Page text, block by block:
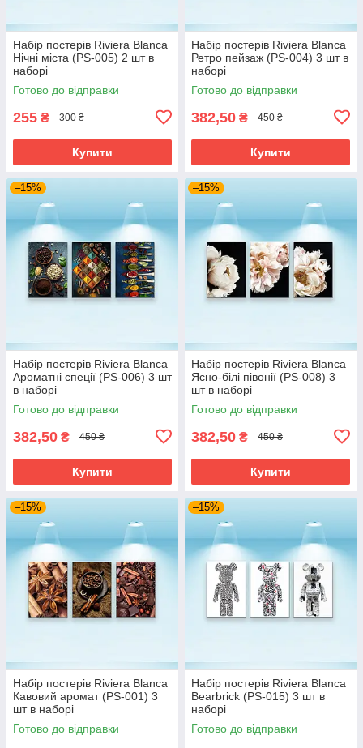
Набір постерів Riviera Blanca
Нічні міста (PS-005) 2 шт в
наборі
Готово до відправки
255 ₴ 300 ₴
Купити
Набір постерів Riviera Blanca
Ретро пейзаж (PS-004) 3 шт в
наборі
Готово до відправки
382,50 ₴ 450 ₴
Купити
–15%
Набір постерів Riviera Blanca
Ароматні спеції (PS-006) 3 шт
в наборі
Готово до відправки
382,50 ₴ 450 ₴
Купити
–15%
Набір постерів Riviera Blanca
Ясно-білі півонії (PS-008) 3
шт в наборі
Готово до відправки
382,50 ₴ 450 ₴
Купити
–15%
Набір постерів Riviera Blanca
Кавовий аромат (PS-001) 3
шт в наборі
Готово до відправки
–15%
Набір постерів Riviera Blanca
Bearbrick (PS-015) 3 шт в
наборі
Готово до відправки